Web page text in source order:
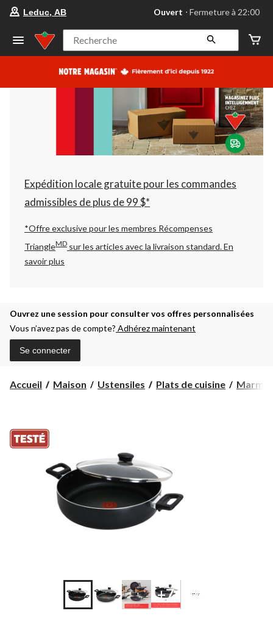
votre
préféré
Leduc,
AB,
courament
Fermeture
à
22:00
cliquer
pour
changer
Leduc, AB Ouvert ⋅ Fermeture à 22:00
Recherche
Expédition locale gratuite pour les commandes
admissibles de plus de 99 $*
*Offre exclusive pour les membres Récompenses
TriangleMD sur les articles avec la livraison standard.En
savoir plus
Ouvrez une session pour consulter vos offres personnalisées
Vous n’avez pas de compte? Adhérez maintenant
Se connecter
Accueil Maison Ustensiles Plats de cuisine
+7